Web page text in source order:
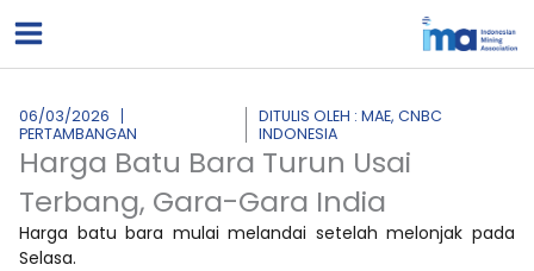
ke
06/03/2026
PERTAMBANGAN
DITULIS OLEH : MAE, CNBC
INDONESIA
Harga Batu Bara Turun Usai
Terbang, Gara-Gara India
Harga batu bara mulai melandai setelah melonjak pada
Selasa.